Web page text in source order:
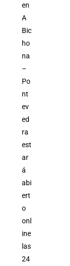
en
A
Bic
ho
na
–
Po
nt
ev
ed
ra
est
ar
á
abi
ert
o
onl
ine
las
24